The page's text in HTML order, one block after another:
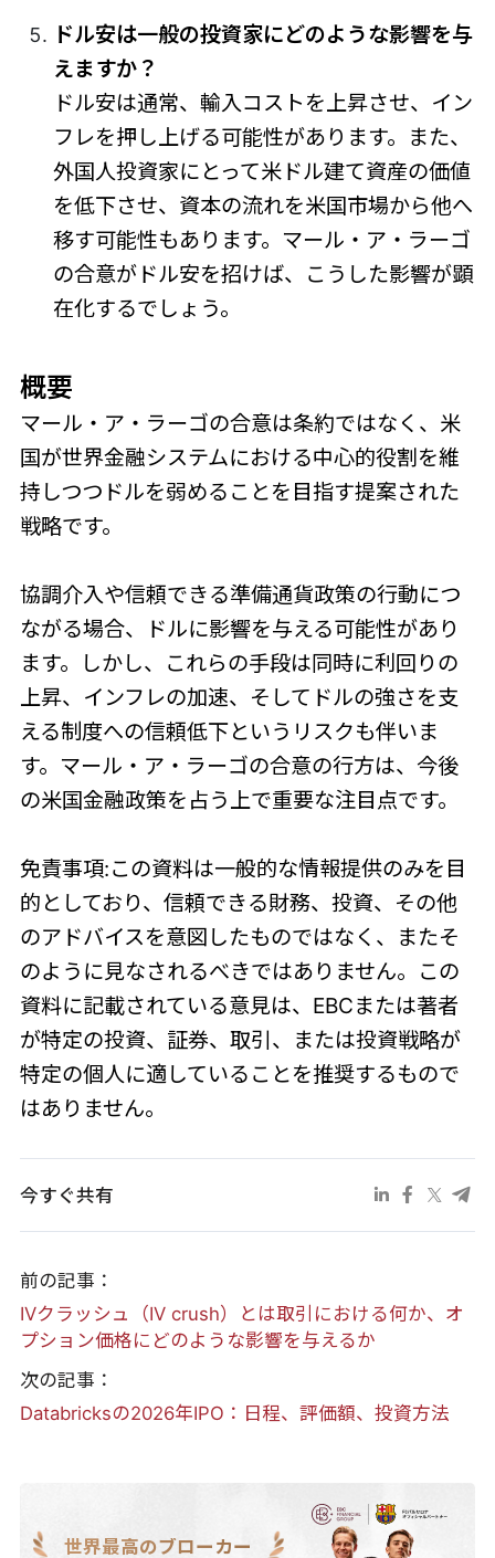
ドル安は一般の投資家にどのような影響を与
えますか？
ドル安は通常、輸入コストを上昇させ、イン
フレを押し上げる可能性があります。また、
外国人投資家にとって米ドル建て資産の価値
を低下させ、資本の流れを米国市場から他へ
移す可能性もあります。マール・ア・ラーゴ
の合意がドル安を招けば、こうした影響が顕
在化するでしょう。
概要
マール・ア・ラーゴの合意は条約ではなく、米
国が世界金融システムにおける中心的役割を維
持しつつドルを弱めることを目指す提案された
戦略です。
協調介入や信頼できる準備通貨政策の行動につ
ながる場合、ドルに影響を与える可能性があり
ます。しかし、これらの手段は同時に利回りの
上昇、インフレの加速、そしてドルの強さを支
える制度への信頼低下というリスクも伴いま
す。マール・ア・ラーゴの合意の行方は、今後
の米国金融政策を占う上で重要な注目点です。
免責事項:この資料は一般的な情報提供のみを目
的としており、信頼できる財務、投資、その他
のアドバイスを意図したものではなく、またそ
のように見なされるべきではありません。この
資料に記載されている意見は、EBCまたは著者
が特定の投資、証券、取引、または投資戦略が
特定の個人に適していることを推奨するもので
はありません。
今すぐ共有
前の記事：
IVクラッシュ（IV crush）とは取引における何か、オ
プション価格にどのような影響を与えるか
次の記事：
Databricksの2026年IPO：日程、評価額、投資方法
世界最高のブローカー